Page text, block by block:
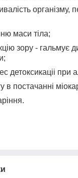
маси тіла;
зору - гальмує
детоксикаціі при
в постачанні